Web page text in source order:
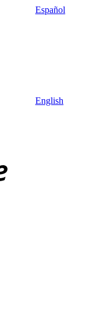
Español
English